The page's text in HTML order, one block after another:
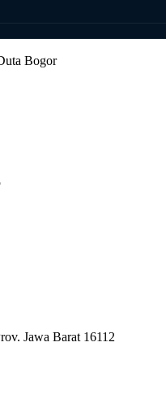
Bogor
Jawa Barat 16112